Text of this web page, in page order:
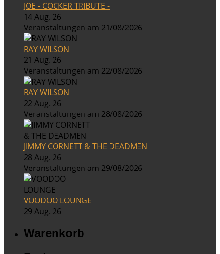
JOE - COCKER TRIBUTE -
14 Aug. 26
Veranstaltungen am 21/08/2026
RAY WILSON
21 Aug. 26
Veranstaltungen am 22/08/2026
RAY WILSON
22 Aug. 26
Veranstaltungen am 28/08/2026
JIMMY CORNETT & THE DEADMEN
28 Aug. 26
Veranstaltungen am 29/08/2026
VOODOO LOUNGE
29 Aug. 26
Warenkorb